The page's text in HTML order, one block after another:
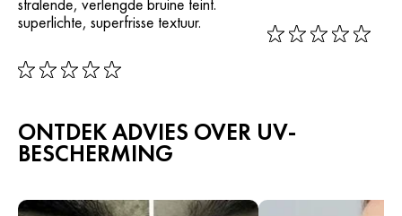
stralende, verlengde bruine teint.
superlichte, superfrisse textuur.
rating: 0 out of 5
rating: 0 out of 5
ONTDEK ADVIES OVER UV-
BESCHERMING